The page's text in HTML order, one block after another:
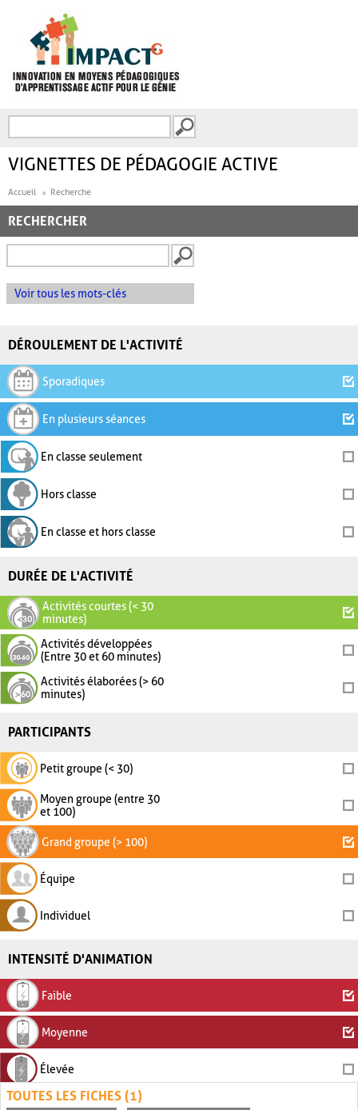
FORMULAIRE DE
VIGNETTES DE PÉDAGOGIE ACTIVE
Accueil Recherche
RECHERCHER
Voir tous les mots-clés
DÉROULEMENT DE L'ACTIVITÉ
Sporadiques
En plusieurs séances
En classe seulement
Hors classe
En classe et hors classe
DURÉE DE L'ACTIVITÉ
Activités courtes (< 30
minutes)
Activités développées
(Entre 30 et 60 minutes)
Activités élaborées (> 60
minutes)
PARTICIPANTS
Petit groupe (< 30)
Moyen groupe (entre 30
et 100)
Grand groupe (> 100)
Équipe
Individuel
INTENSITÉ D'ANIMATION
Faible
Moyenne
Élevée
TOUTES LES FICHES (1)